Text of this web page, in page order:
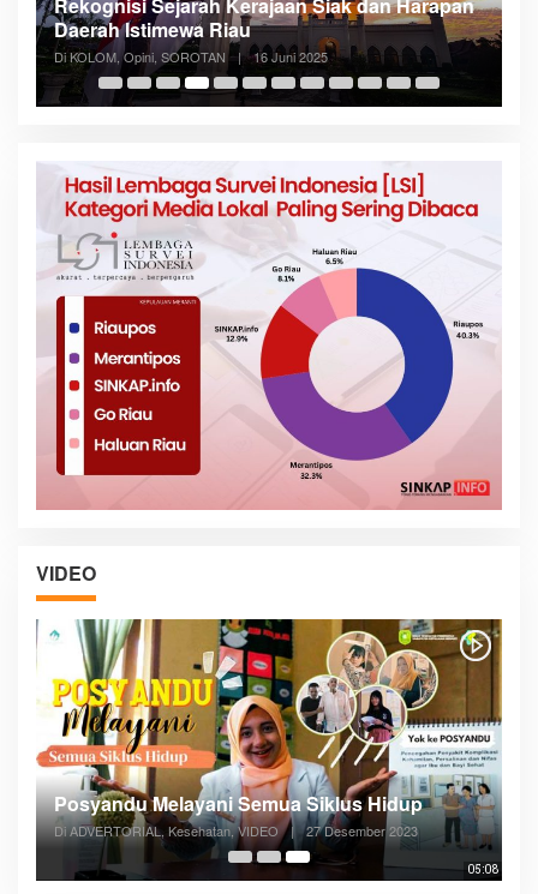
Daerah Istimewa Riau
Di KOLOM, Opini, SOROTAN | 16 Juni 2025
VIDEO
05:08
Posyandu Melayani Semua Siklus Hidup
Di ADVERTORIAL, Kesehatan, VIDEO | 27 Desember 2023